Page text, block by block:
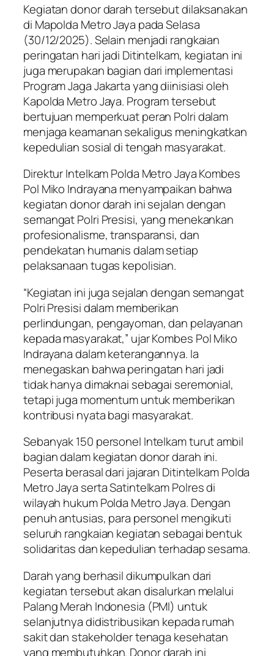
Kegiatan donor darah tersebut dilaksanakan
di Mapolda Metro Jaya pada Selasa
(30/12/2025). Selain menjadi rangkaian
peringatan hari jadi Ditintelkam, kegiatan ini
juga merupakan bagian dari implementasi
Program Jaga Jakarta yang diinisiasi oleh
Kapolda Metro Jaya. Program tersebut
bertujuan memperkuat peran Polri dalam
menjaga keamanan sekaligus meningkatkan
kepedulian sosial di tengah masyarakat.
Direktur Intelkam Polda Metro Jaya Kombes
Pol Miko Indrayana menyampaikan bahwa
kegiatan donor darah ini sejalan dengan
semangat Polri Presisi, yang menekankan
profesionalisme, transparansi, dan
pendekatan humanis dalam setiap
pelaksanaan tugas kepolisian.
“Kegiatan ini juga sejalan dengan semangat
Polri Presisi dalam memberikan
perlindungan, pengayoman, dan pelayanan
kepada masyarakat,” ujar Kombes Pol Miko
Indrayana dalam keterangannya. Ia
menegaskan bahwa peringatan hari jadi
tidak hanya dimaknai sebagai seremonial,
tetapi juga momentum untuk memberikan
kontribusi nyata bagi masyarakat.
Sebanyak 150 personel Intelkam turut ambil
bagian dalam kegiatan donor darah ini.
Peserta berasal dari jajaran Ditintelkam Polda
Metro Jaya serta Satintelkam Polres di
wilayah hukum Polda Metro Jaya. Dengan
penuh antusias, para personel mengikuti
seluruh rangkaian kegiatan sebagai bentuk
solidaritas dan kepedulian terhadap sesama.
Darah yang berhasil dikumpulkan dari
kegiatan tersebut akan disalurkan melalui
Palang Merah Indonesia (PMI) untuk
selanjutnya didistribusikan kepada rumah
sakit dan stakeholder tenaga kesehatan
yang membutuhkan. Donor darah ini